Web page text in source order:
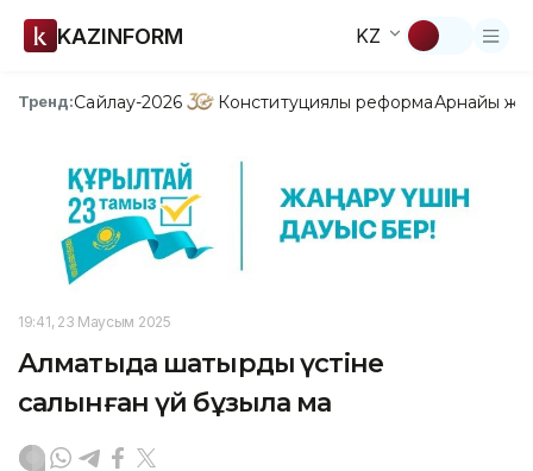
KAZINFORM KZ
Тренд:Сайлау-2026 Конституциялық реформаАрнайы
19:41, 23 Маусым 2025
Алматыда шатырдың үстіне
салынған үй бұзыла ма